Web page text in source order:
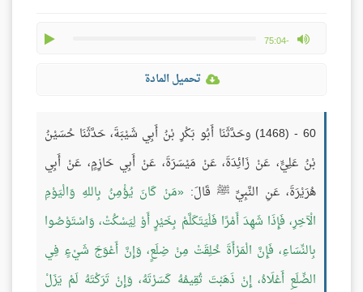
-75:04
max volume
تحميل المادة
60 - (1468) وحَدَّثَنَا أَبُو بَكْرِ بْنُ أَبِي شَيْبَةَ، حَدَّثَنَا حُسَيْنُ
بْنُ عَلِيٍّ، عَنْ زَائِدَةَ، عَنْ مَيْسَرَةَ، عَنْ أَبِي حَازِمٍ، عَنْ أَبِي
هُرَيْرَةَ، عَنِ النَّبِيِّ ﷺ قَالَ:
مَنْ كَانَ يُؤْمِنُ بِاللهِ وَالْيَوْمِ
الْآخِرِ، فَإِذَا شَهِدَ أَمْرًا فَلْيَتَكَلَّمْ بِخَيْرٍ أَوْ لِيَسْكُتْ، وَاسْتَوْصُوا
بِالنِّسَاءِ، فَإِنَّ الْمَرْأَةَ خُلِقَتْ مِنْ ضِلَعٍ، وَإِنَّ أَعْوَجَ شَيْءٍ فِي
الضِّلَعِ أَعْلَاهُ، إِنْ ذَهَبْتَ تُقِيمُهُ كَسَرْتَهُ، وَإِنْ تَرَكْتَهُ لَمْ يَزَلْ